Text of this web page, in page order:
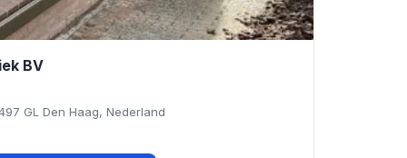
BV
GL Den Haag, Nederland